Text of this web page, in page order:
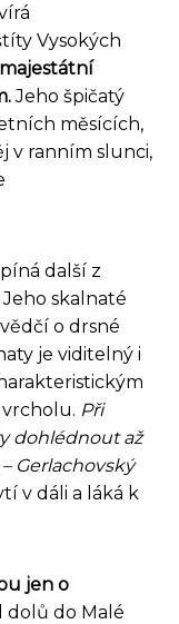
Vysokých
Jeho špičatý
měsících,
v ranním slunci,
další z
skalnaté
o drsné
je viditelný i
Při
dohlédnout až
Gerlachovský
v dáli a láká k
jen o
dolů do Malé